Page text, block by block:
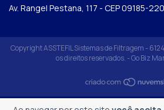
Av. Rangel Pestana, 117 - CEP 09185-
Copyright ASSTEFIL Sistemas de Filtragem -
os direitos reservados. -Go Biz